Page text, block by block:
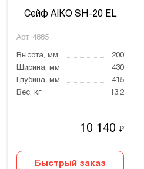
Сейф AIKO SH-20 EL
Арт. 4885
Высота, мм
200
Ширина, мм
430
Глубина, мм
415
Вес, кг
13.2
10 140₽
Быстрый заказ